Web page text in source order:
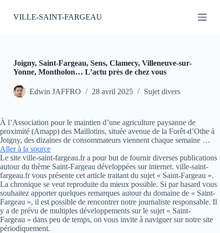
u
o
n
u
VILLE-SAINT-FARGEAU
Joigny, Saint-Fargeau, Sens, Clamecy, Villeneuve-sur-
Yonne, Montholon… L’actu près de chez vous
Edwin JAFFRO 28 avril 2025 Sujet divers
À l’Association pour le maintien d’une agriculture paysanne de
proximité (Amapp) des Maillotins, située avenue de la Forêt-d’Othe à
Joigny, des dizaines de consommateurs viennent chaque semaine …
Aller à la source
Le site ville-saint-fargeau.fr a pour but de fournir diverses publications
autour du thème Saint-Fargeau développées sur internet. ville-saint-
fargeau.fr vous présente cet article traitant du sujet « Saint-Fargeau ».
La chronique se veut reproduite du mieux possible. Si par hasard vous
souhaitez apporter quelques remarques autour du domaine de « Saint-
Fargeau », il est possible de rencontrer notre journaliste responsable. Il
y a de prévu de multiples développements sur le sujet « Saint-
Fargeau » dans peu de temps, on vous invite à naviguer sur notre site
périodiquement.